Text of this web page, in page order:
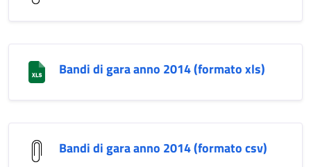
Bandi di gara anno 2014 (formato xls)
Bandi di gara anno 2014 (formato csv)